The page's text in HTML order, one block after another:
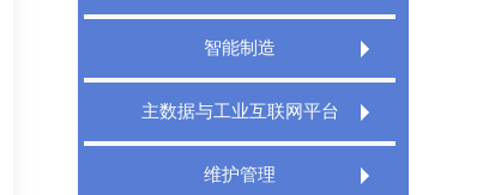
Extech PLM项目管理系统
XT PDM产品数据管理系统
Extech CAPP工艺规划管理系统
Extech 3DCAPP三维工艺
智能制造
Extech MES精益制造规划执行系统
Extech TMS刀具管理系统
主数据与工业互联网平台
Extech DigitalWorks Foundation数字工厂
工业互联网平台
维护管理